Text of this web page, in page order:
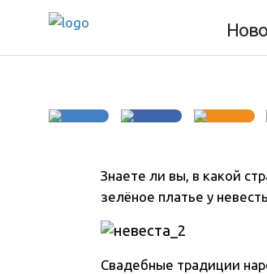
Знаете ли вы, в какой
зелёное платье у
Свадебные традиции